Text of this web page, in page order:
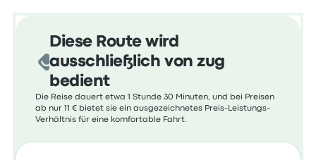
Diese Route wird
ausschließlich von zug
bedient
Die Reise dauert etwa 1 Stunde 30 Minuten, und bei Preisen
ab nur 11 € bietet sie ein ausgezeichnetes Preis-Leistungs-
Verhältnis für eine komfortable Fahrt.